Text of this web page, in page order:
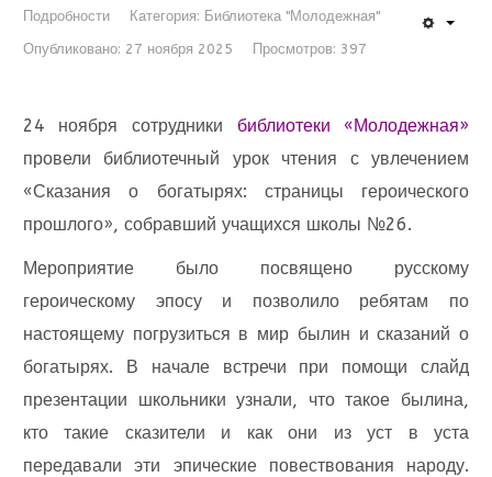
Подробности Категория: Библиотека "Молодежная"
Опубликовано: 27 ноября 2025
Просмотров: 397
24 ноября сотрудники библиотеки «Молодежная»
провели библиотечный урок чтения с увлечением
«Сказания о богатырях: страницы героического
прошлого», собравший учащихся школы №26.
Мероприятие было посвящено русскому
героическому эпосу и позволило ребятам по
настоящему погрузиться в мир былин и сказаний о
богатырях. В начале встречи при помощи слайд
презентации школьники узнали, что такое былина,
кто такие сказители и как они из уст в уста
передавали эти эпические повествования народу.